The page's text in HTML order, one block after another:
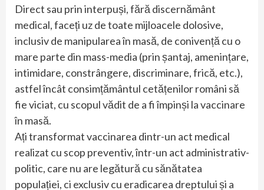
Direct sau prin interpuși, fără discernământ
medical, faceți uz de toate mijloacele dolosive,
inclusiv de manipularea în masă, de conivență cu o
mare parte din mass-media (prin șantaj, amenințare,
intimidare, constrângere, discriminare, frică, etc.),
astfel încât consimțământul cetățenilor români să
fie viciat, cu scopul vădit de a fi împinși la vaccinare
în masă.
Ați transformat vaccinarea dintr-un act medical
realizat cu scop preventiv, într-un act administrativ-
politic, care nu are legătură cu sănătatea
populației, ci exclusiv cu eradicarea dreptului și a